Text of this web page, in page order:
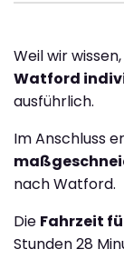
Weil wir
Watford
ausführlich.
Im Anschluss
nach Watford.
Die Fahrzeit
Stunden 28